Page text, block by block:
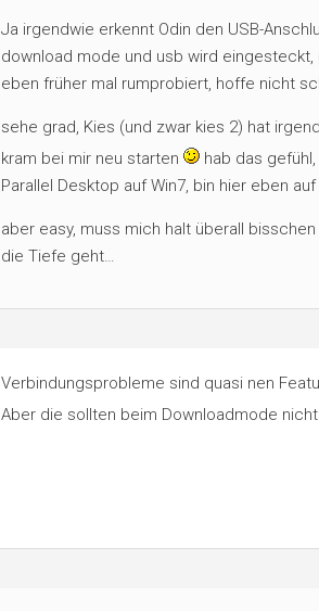
Ja irgendwie erkennt Odin den USB-
download mode und usb wird
eben früher mal rumprobiert, hoffe nicht
sehe grad, Kies (und zwar kies 2) hat
kram bei mir neu starten
hab das
Parallel Desktop auf Win7, bin hier eben
aber easy, muss mich halt überall
die Tiefe geht…
Verbindungsprobleme sind quasi nen
Aber die sollten beim Downloadmode